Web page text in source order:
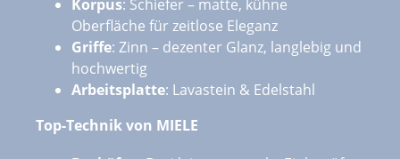
Korpus: Schiefer – matte, kühne
Oberfläche für zeitlose Eleganz
Griffe: Zinn – dezenter Glanz, langlebig und
hochwertig
Arbeitsplatte: Lavastein & Edelstahl
Top-Technik von MIELE